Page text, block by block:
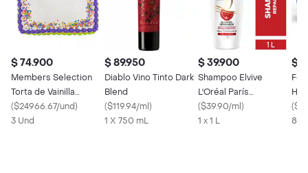
$ 74.900
Members Selection
Torta de Vainilla
Pequeña
($24966.67/und)
3 Und
$ 89.950
Diablo Vino Tinto Dark
Blend
($119.94/ml)
1 X 750 mL
$ 39.900
Shampoo Elvive
L'Oréal París
Reparación Total 5
($39.90/ml)
1 x 1 L
$
(
85